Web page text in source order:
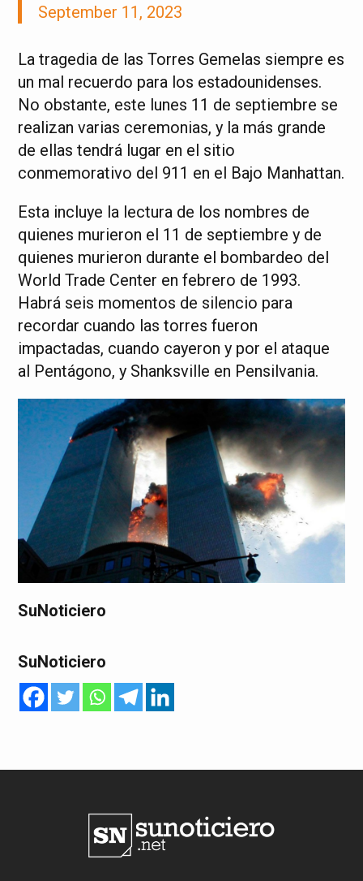
September 11, 2023
La tragedia de las Torres Gemelas siempre es
un mal recuerdo para los estadounidenses.
No obstante, este lunes 11 de septiembre se
realizan varias ceremonias, y la más grande
de ellas tendrá lugar en el sitio
conmemorativo del 911 en el Bajo Manhattan.
Esta incluye la lectura de los nombres de
quienes murieron el 11 de septiembre y de
quienes murieron durante el bombardeo del
World Trade Center en febrero de 1993.
Habrá seis momentos de silencio para
recordar cuando las torres fueron
impactadas, cuando cayeron y por el ataque
al Pentágono, y Shanksville en Pensilvania.
SuNoticiero
SuNoticiero